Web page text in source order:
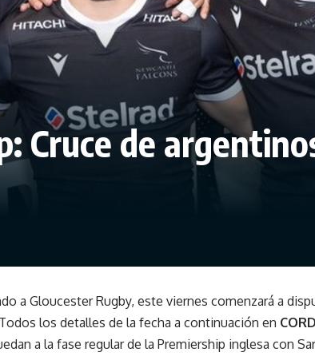
Cruce de
a Gloucester Rugby, este viernes comenzará a
los detalles de la fecha a continuación en
a la fase regular de la Premiership inglesa con